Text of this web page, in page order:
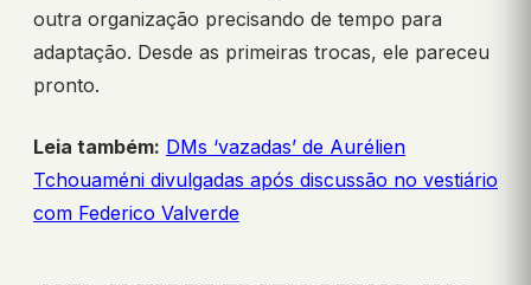
outra organização precisando de tempo para
adaptação. Desde as primeiras trocas, ele pareceu
pronto.
Leia também: DMs ‘vazadas’ de Aurélien
Tchouaméni divulgadas após discussão no vestiário
com Federico Valverde